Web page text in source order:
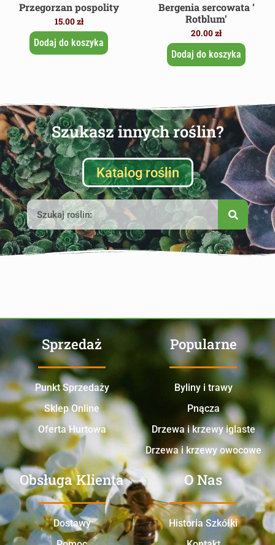
Przegorzan pospolity
15.00zł
Dodaj do koszyka
Bergenia sercowata ‘
Rotblum’
20.00zł
Dodaj do koszyka
Szukasz innych roślin?
Katalog roślin
Sprzedaż
Punkt Sprzedaży
Sklep Online
Oferta Hurtowa
Popularne
Byliny i trawy
Pnącza
Drzewa i krzewy iglaste
Drzewa i krzewy owocowe
Obsługa Klienta
Dostawy
O Nas
Historia Szkółki